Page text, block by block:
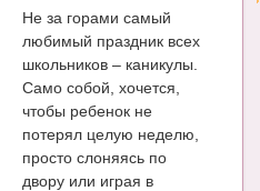
ребенка
Не за горами самый
любимый праздник всех
школьников – каникулы.
Само собой, хочется,
чтобы ребенок не
потерял целую неделю,
просто слоняясь по
двору или играя в